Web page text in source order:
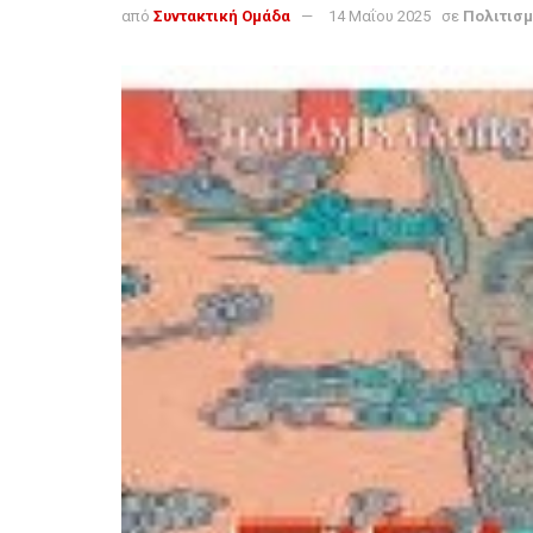
από Συντακτική Ομάδα 14 Μαΐου 2025 σε